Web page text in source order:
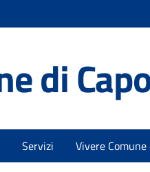
di
Servizi Vivere Comune